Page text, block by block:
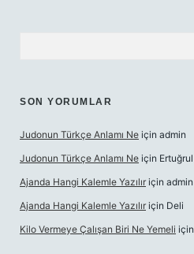
SON YORUMLAR
Judonun Türkçe Anlamı Ne için admin
Judonun Türkçe Anlamı Ne için Ertuğrul
Ajanda Hangi Kalemle Yazılır için admin
Ajanda Hangi Kalemle Yazılır için Deli
Kilo Vermeye Çalışan Biri Ne Yemeli için